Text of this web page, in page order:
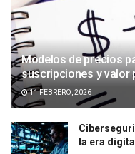
Modelos de precios
suscripciones y valor
11 FEBRERO, 2026
la era digital